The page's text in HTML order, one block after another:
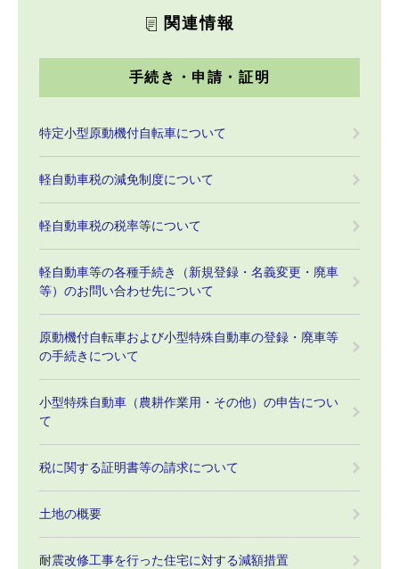
関連情報
手続き・申請・証明
特定小型原動機付自転車について
軽自動車税の減免制度について
軽自動車税の税率等について
軽自動車等の各種手続き（新規登録・名義変更・廃車
等）のお問い合わせ先について
原動機付自転車および小型特殊自動車の登録・廃車等
の手続きについて
小型特殊自動車（農耕作業用・その他）の申告につい
て
税に関する証明書等の請求について
土地の概要
耐震改修工事を行った住宅に対する減額措置